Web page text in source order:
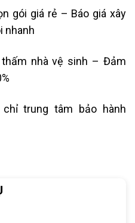
gói giá rẻ – Báo giá xây
nhanh
nhà vệ sinh – Đảm
trung tâm bảo hành